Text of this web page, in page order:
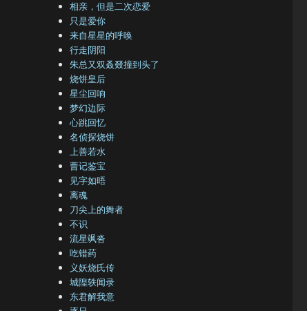
相亲，但是二次恋爱
只是爱你
来自星星的呼唤
行走阴阳
朱总又双叒叕撞到头了
烧饼皇后
星尘回响
梦幻边际
心跳回忆
名侦探烧饼
上善若水
曹记鉴宝
见字如晤
离魂
刀尖上的舞者
不识
流星飒沓
吃错药
义妖烧氏传
城隍轶闻录
东君解我意